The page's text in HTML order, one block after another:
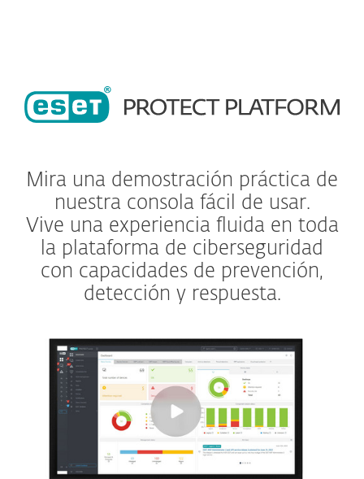
Mira una demostración práctica de
nuestra consola fácil de usar.
Vive una experiencia fluida en toda
la plataforma de ciberseguridad
con capacidades de prevención,
detección y respuesta.